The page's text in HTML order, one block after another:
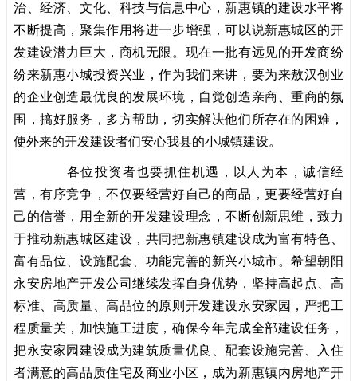
治、经济、文化、科技与信息中心，新惠镇的建设水平将
不断提高，聚集作用将进一步增强，可以说新惠城区的开
发建设潜力巨大，商机无限。现在一批有远见的开发商纷
纷来新惠小城投资兴业，作为我们来讲，要为来敖汉创业
的企业创造最优良的发展环境，自觉创造亲商、重商的氛
围，搞好服务，多方帮助，切实解决他们所存在的困难，
使外来的开发建设者们安心我县的小城镇建设。
各位投资者也要抓住机遇，以人为本，诚信经
营，有序竞争，不仅要经营好自己的商品，更要经营好自
己的信誉，用全新的开发建设理念，不断创新思维，致力
于推动新惠城区建设，共同把新惠镇建设成为富有特色、
富有品位、设施配套、功能完善的新兴小城市。希望朝阳
永安房地产开发公司继续发挥自身优势，坚持高起点、高
标准、高质量、高品位的原则开发建设永安家园，严把工
程质量关，加快施工进度，确保今年完成全部建设任务，
把永安家园建设成为建筑质量优良、配套设施完善、入住
者满意的高品质住宅及商业小区，成为新惠镇内房地产开